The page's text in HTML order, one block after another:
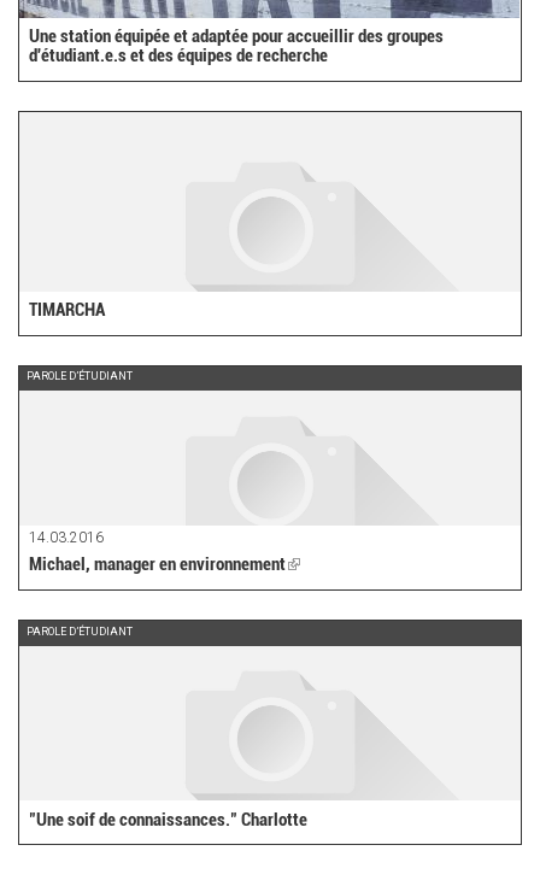
Une station équipée et adaptée pour accueillir des groupes
d'étudiant.e.s et des équipes de recherche
TIMARCHA
PAROLE D’ÉTUDIANT
14.03.2016
Michael, manager en environnement(link
PAROLE D’ÉTUDIANT
"Une soif de connaissances." Charlotte